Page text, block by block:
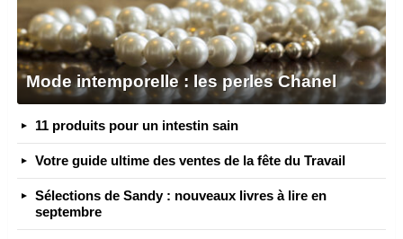
Mode intemporelle : les perles Chanel
11 produits pour un intestin sain
Votre guide ultime des ventes de la fête du Travail
Sélections de Sandy : nouveaux livres à lire en
septembre